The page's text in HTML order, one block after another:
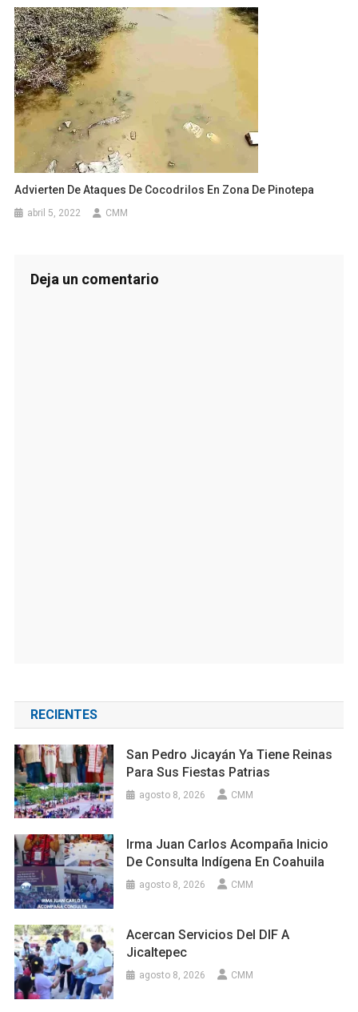
Advierten De Ataques De Cocodrilos En Zona De Pinotepa
abril 5, 2022 CMM
Deja un comentario
RECIENTES
San Pedro Jicayán Ya Tiene Reinas
Para Sus Fiestas Patrias
agosto 8, 2026 CMM
Irma Juan Carlos Acompaña Inicio
De Consulta Indígena En Coahuila
agosto 8, 2026 CMM
Acercan Servicios Del DIF A
Jicaltepec
agosto 8, 2026 CMM